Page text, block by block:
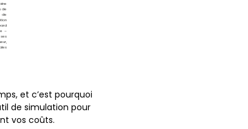
de
de
–
ses
et c’est pourquoi
de simulation pour
vos coûts.